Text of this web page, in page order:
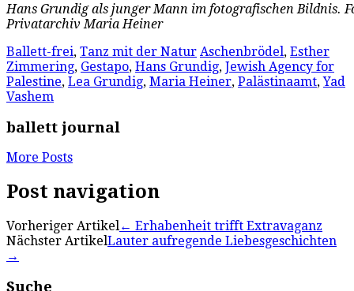
Hans Grundig als junger Mann im fotografischen Bildnis.
Privatarchiv Maria Heiner
Ballett-frei, Tanz mit der Natur Aschenbrödel, Esther
Zimmering, Gestapo, Hans Grundig, Jewish Agency for
Palestine, Lea Grundig, Maria Heiner, Palästinaamt,Yad
Vashem
ballett journal
More Posts
Post navigation
Vorheriger Artikel← Erhabenheit trifft Extravaganz
Nächster ArtikelLauter aufregende Liebesgeschichten
→
Suche